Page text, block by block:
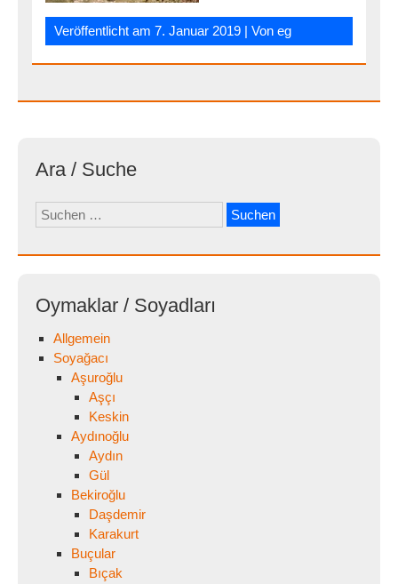
Veröffentlicht am7. Januar 2019 | Voneg
Ara / Suche
Suchen
nach:
Oymaklar / Soyadları
Allgemein
Soyağacı
Aşuroğlu
Aşçı
Keskin
Aydınoğlu
Aydın
Gül
Bekiroğlu
Daşdemir
Karakurt
Buçular
Bıçak